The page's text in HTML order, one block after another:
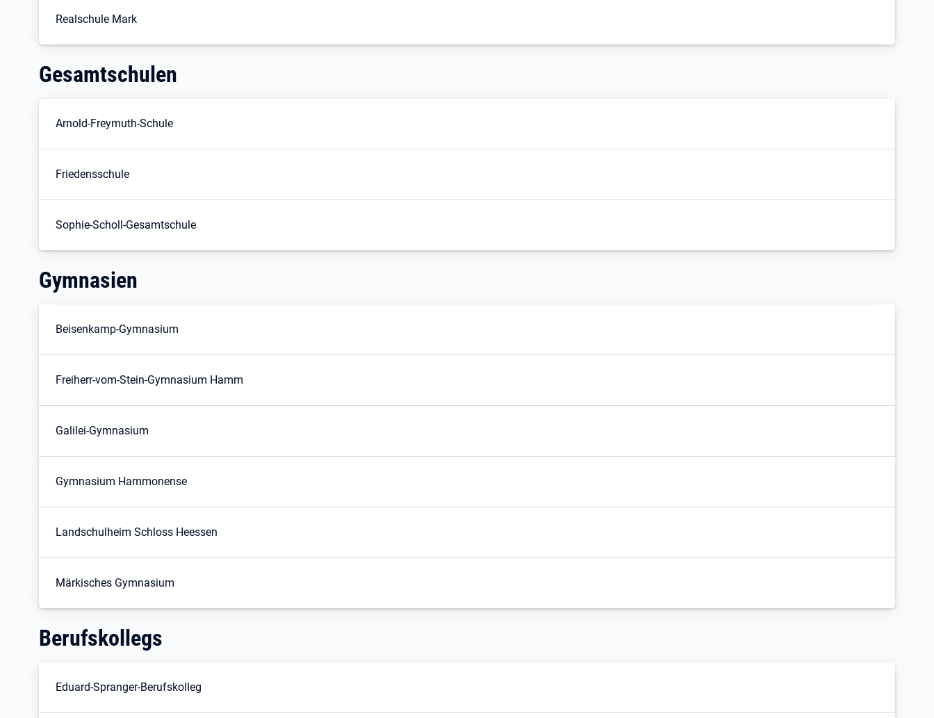
Realschule Mark
Gesamtschulen
Arnold-Freymuth-Schule
Friedensschule
Sophie-Scholl-Gesamtschule
Gymnasien
Beisenkamp-Gymnasium
Freiherr-vom-Stein-Gymnasium Hamm
Galilei-Gymnasium
Gymnasium Hammonense
Landschulheim Schloss Heessen
Märkisches Gymnasium
Berufskollegs
Eduard-Spranger-Berufskolleg